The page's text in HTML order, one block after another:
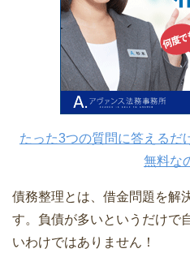
たった3つの質問に答えるだ
無料な
債務整理とは、借金問題を解
す。負債が多いというだけで
いわけではありません！